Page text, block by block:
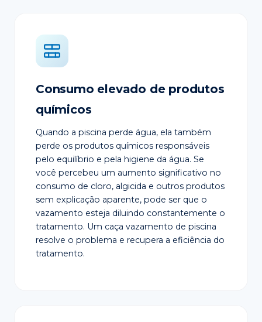
Consumo elevado de produtos
químicos
Quando a piscina perde água, ela também
perde os produtos químicos responsáveis
pelo equilíbrio e pela higiene da água. Se
você percebeu um aumento significativo no
consumo de cloro, algicida e outros produtos
sem explicação aparente, pode ser que o
vazamento esteja diluindo constantemente o
tratamento. Um caça vazamento de piscina
resolve o problema e recupera a eficiência do
tratamento.